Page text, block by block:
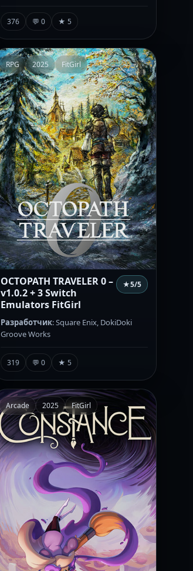
376 💬 0 ★ 5
RPG 2025 FitGirl
OCTOPATH TRAVELER 0 –
v1.0.2 + 3 Switch
Emulators FitGirl
★5/5
Разработчик: Square Enix, DokiDoki
Groove Works
319 💬 0 ★ 5
Arcade 2025 FitGirl